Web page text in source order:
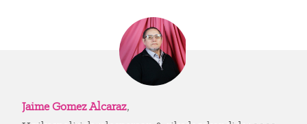
Jaime Gomez Alcaraz,